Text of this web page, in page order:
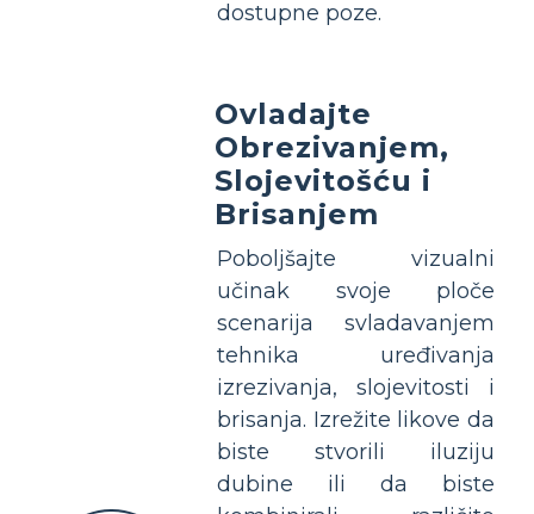
dostupne poze.
Ovladajte
Obrezivanjem,
Slojevitošću i
Brisanjem
Poboljšajte vizualni
učinak svoje ploče
scenarija svladavanjem
tehnika uređivanja
izrezivanja, slojevitosti i
brisanja. Izrežite likove da
biste stvorili iluziju
dubine ili da biste